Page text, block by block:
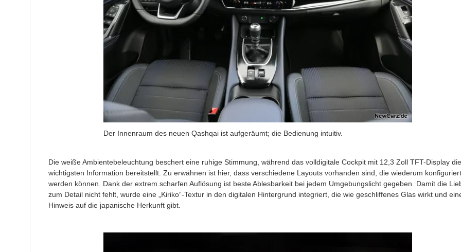
Der Innenraum des neuen Qashqai ist aufgeräumt; die Bedienung intuitiv.
Die weiße Ambientebeleuchtung beschert eine ruhige Stimmung, während das volldigitale Cockpit mit 12,3 Zoll TFT-Display die
wichtigsten Information bereitstellt. Zu erwähnen ist hier, dass verschiedene Layouts vorhanden sind, die wiederum konfiguriert
werden können. Dank der extrem scharfen Auflösung ist beste Ablesbarkeit bei jedem Umgebungslicht gegeben. Damit die
zum Detail nicht fehlt, wurde eine „Kiriko“-Textur in den digitalen Hintergrund integriert, die wie geschliffenes Glas wirkt und
Hinweis auf die japanische Herkunft gibt.